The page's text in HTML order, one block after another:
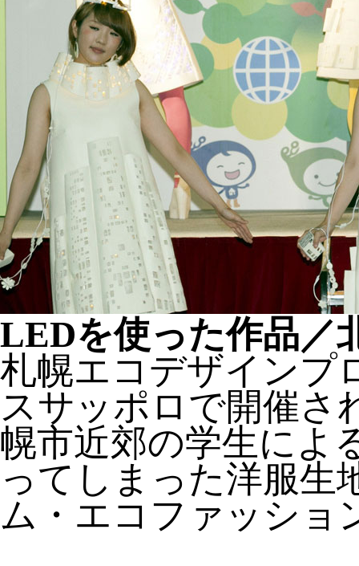
LEDを使った作品／
札幌エコデザインプ
スサッポロで開催さ
幌市近郊の学生によ
ってしまった洋服生
ム・エコファッショ